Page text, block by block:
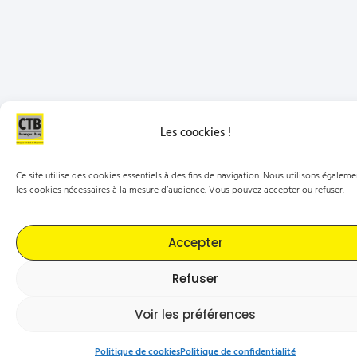
Les coockies !
Ce site utilise des cookies essentiels à des fins de navigation. Nous utilisons
les cookies nécessaires à la mesure d’audience. Vous pouvez accepter ou refuser.
Accepter
Refuser
Voir les préférences
Politique de cookiesPolitique de confidentialité